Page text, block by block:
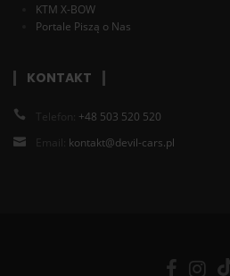
KTM X-BOW
Portale Piszą o Nas
KONTAKT
Telefon: +48 503 520 520
Email: kontakt@devil-cars.pl